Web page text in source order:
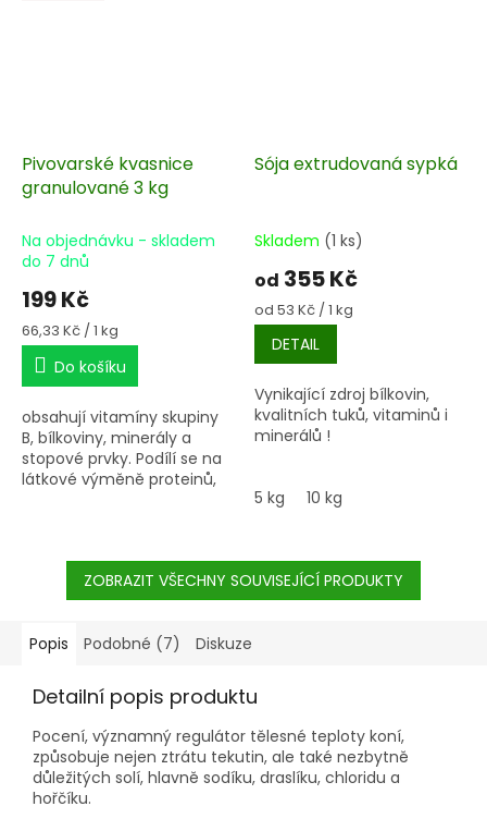
Pivovarské kvasnice
granulované 3 kg
Na objednávku - skladem
do 7 dnů
199 Kč
Měrná
cena:
66,33 Kč / 1 kg
Do košíku
obsahují vitamíny skupiny
B, bílkoviny, minerály a
stopové prvky. Podílí se na
látkové výměně proteinů,
Sója extrudovaná sypká
Skladem (1 ks)
od 355 Kč
Měrná
cena:
od 53 Kč / 1 kg
DETAIL
Vynikající zdroj bílkovin,
kvalitních tuků, vitaminů i
minerálů !
5 kg 10 kg
ZOBRAZIT VŠECHNY SOUVISEJÍCÍ PRODUKTY
Popis Podobné (7) Diskuze
Detailní popis produktu
Pocení, významný regulátor tělesné teploty koní,
způsobuje nejen ztrátu tekutin, ale také nezbytně
důležitých solí, hlavně sodíku, draslíku, chloridu a
hořčíku.